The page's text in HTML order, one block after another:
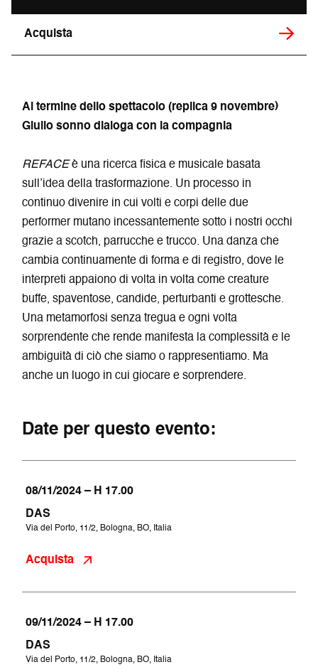
Acquista
Al termine dello spettacolo (replica 9 novembre)
Giulio sonno dialoga con la compagnia
REFACEè una ricerca fisica e musicale basata
sull’idea della trasformazione. Un processo in
continuo divenire in cui volti e corpi delle due
performer mutano incessantemente sotto i nostri occhi
grazie a scotch, parrucche e trucco. Una danza che
cambia continuamente di forma e di registro, dove le
interpreti appaiono di volta in volta come creature
buffe, spaventose, candide, perturbanti e grottesche.
Una metamorfosi senza tregua e ogni volta
sorprendente che rende manifesta la complessità e le
ambiguità di ciò che siamo o rappresentiamo. Ma
anche un luogo in cui giocare e sorprendere.
Date per questo evento:
08/11/2024 – H 17.00
DAS
Via del Porto, 11/2, Bologna, BO, Italia
Acquista
09/11/2024 – H 17.00
DAS
Via del Porto, 11/2, Bologna, BO, Italia